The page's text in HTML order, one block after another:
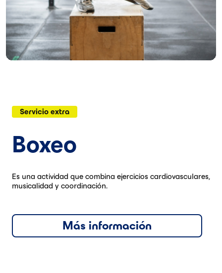
Servicio extra
Boxeo
Es una actividad que combina ejercicios cardiovasculares,
musicalidad y coordinación.
Más información